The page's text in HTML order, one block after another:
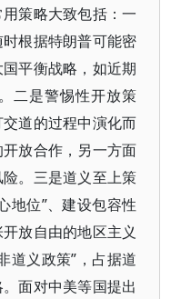
策略大致包括：一
根据特朗普可能密
平衡战略，如近期
二是警惕性开放策
道的过程中演化而
放合作，另一方面
。三是道义至上策
地位”、建设包容性
放自由的地区主义
道义政策”，占据道
面对中美等国提出